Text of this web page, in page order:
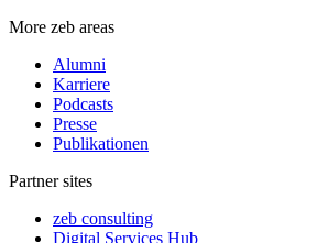
More zeb areas
Alumni
Karriere
Podcasts
Presse
Publikationen
Partner sites
zeb consulting
Digital Services Hub